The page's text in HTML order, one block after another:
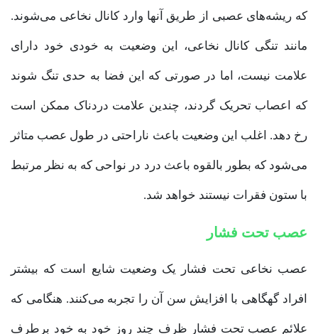
که ریشه‌های عصبی از طریق آنها وارد کانال نخاعی می‌شوند.
مانند تنگی کانال نخاعی، این وضعیت به خودی خود دارای
علامت نیست، اما در صورتی که این فضا به حدی تنگ شوند
که اعصاب تحریک گردند،‌ چندین علامت دردناک ممکن است
رخ دهد. اغلب این وضعیت باعث ناراحتی در طول عصب متاثر
می‌شود که بطور بالقوه باعث درد در نواحی که به نظر مرتبط
با ستون فقرات نیستند خواهد شد.
عصب تحت فشار
عصب نخاعی تحت فشار یک وضعیت شایع است که بیشتر
افراد گهگاهی با افزایش سن آن را تجربه می‌کنند. هنگامی که
علائم عصب تحت فشار ظرف چند روز خود به خود برطرف